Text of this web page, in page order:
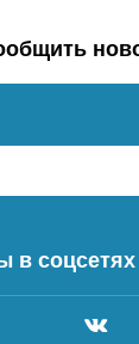
в соцсетях